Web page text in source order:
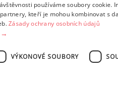
používáme soubory cookie.
kteří je mohou kombinovat s
Zásady ochrany osobních údajů
→
VÝKONOVÉ SOUBORY